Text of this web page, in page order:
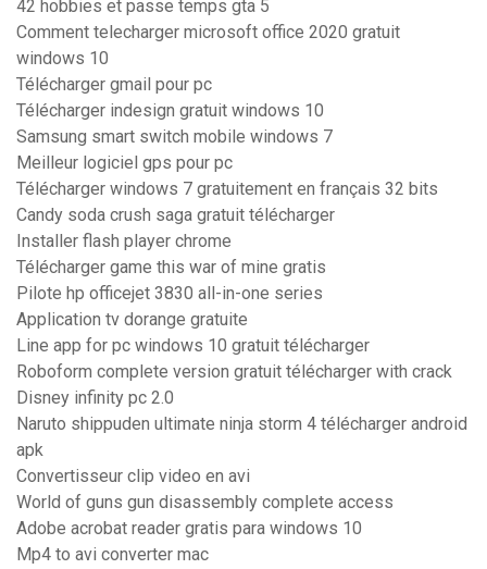
42 hobbies et passe temps gta 5
Comment telecharger microsoft office 2020 gratuit
windows 10
Télécharger gmail pour pc
Télécharger indesign gratuit windows 10
Samsung smart switch mobile windows 7
Meilleur logiciel gps pour pc
Télécharger windows 7 gratuitement en français 32 bits
Candy soda crush saga gratuit télécharger
Installer flash player chrome
Télécharger game this war of mine gratis
Pilote hp officejet 3830 all-in-one series
Application tv dorange gratuite
Line app for pc windows 10 gratuit télécharger
Roboform complete version gratuit télécharger with crack
Disney infinity pc 2.0
Naruto shippuden ultimate ninja storm 4 télécharger android
apk
Convertisseur clip video en avi
World of guns gun disassembly complete access
Adobe acrobat reader gratis para windows 10
Mp4 to avi converter mac